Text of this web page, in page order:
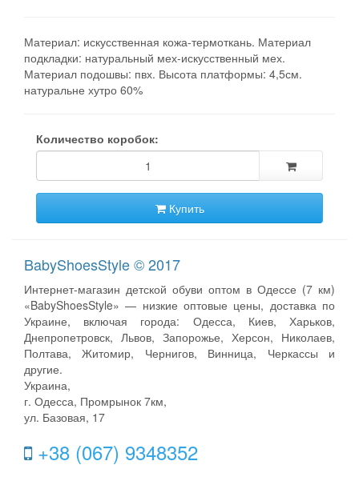
Материал: искусственная кожа-термоткань. Материал
подкладки: натуральный мех-искусственный мех.
Материал подошвы: пвх. Высота платформы: 4,5см.
натуральне хутро 60%
Количество коробок:
Купить
BabyShoesStyle © 2017
Интернет-магазин детской обуви оптом в Одессе (7 км)
«BabyShoesStyle» — низкие оптовые цены, доставка по
Украине, включая города: Одесса, Киев, Харьков,
Днепропетровск, Львов, Запорожье, Херсон, Николаев,
Полтава, Житомир, Чернигов, Винница, Черкассы и
другие.
Украина,
г. Одесса, Промрынок 7км,
ул. Базовая, 17
+38 (067) 9348352